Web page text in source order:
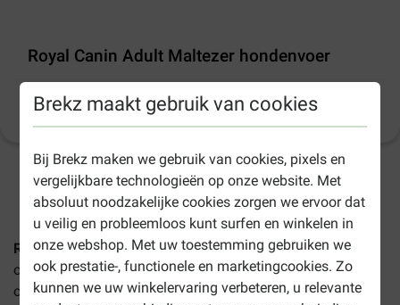
Brekz maakt gebruik van cookies
Bij Brekz maken we gebruik van cookies, pixels en
vergelijkbare technologieën op onze website. Met
absoluut noodzakelijke cookies zorgen we ervoor dat
u veilig en probleemloos kunt surfen en winkelen in
onze webshop. Met uw toestemming gebruiken we
ook prestatie-, functionele en marketingcookies. Zo
kunnen we uw winkelervaring verbeteren, u relevante
Royal Canin Adult Maltezer hondenvoer
(37) Productinformatie
1-3 werkdagen levertijd, tenzij anders aangegeven
Royal Canin Adult Maltezer hondenvoer is speciaal
ontwikkeld als complete voeding ter bevordering van een
optimale conditie van uw Maltezer vanaf 10 maanden.